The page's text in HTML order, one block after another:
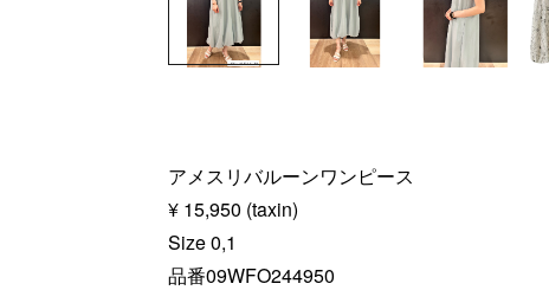
アメスリバルーンワンピース
¥ 15,950 (taxin)
Size 0,1
品番09WFO244950